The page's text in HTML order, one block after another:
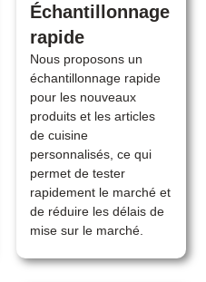
Échantillonnage
rapide
Nous proposons un
échantillonnage rapide
pour les nouveaux
produits et les articles
de cuisine
personnalisés, ce qui
permet de tester
rapidement le marché et
de réduire les délais de
mise sur le marché.